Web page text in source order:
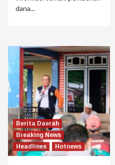
dana...
Berita Daerah
Breaking News
Headlines
Hotnews